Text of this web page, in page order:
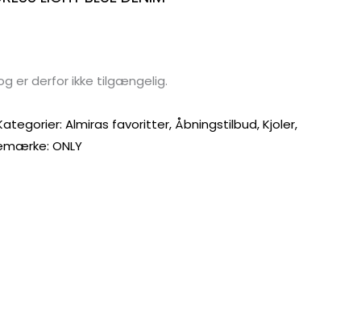
er derfor ikke tilgængelig.
Almiras favoritter, Åbningstilbud,Kjoler,
ONLY